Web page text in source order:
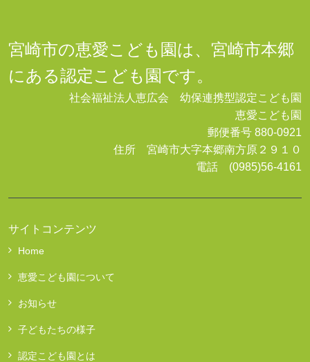
宮崎市の恵愛こども園は、宮崎市本郷
にある認定こども園です。
社会福祉法人恵広会 幼保連携型認定こども園
恵愛こども園
郵便番号 880-0921
住所 宮崎市大字本郷南方原２９１０
電話 (0985)56-4161
サイトコンテンツ
Home
恵愛こども園について
お知らせ
子どもたちの様子
認定こども園とは